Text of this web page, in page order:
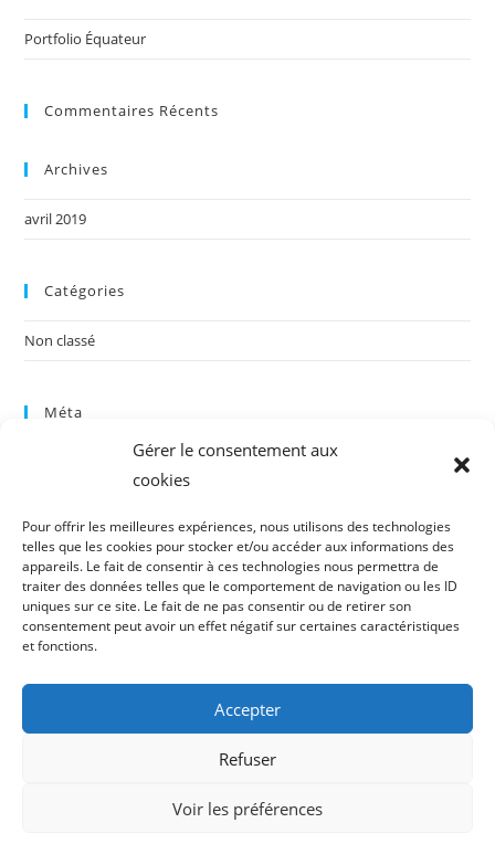
Gérer le consentement aux
cookies
Pour offrir les meilleures expériences, nous utilisons des technologies
telles que les cookies pour stocker et/ou accéder aux informations des
appareils. Le fait de consentir à ces technologies nous permettra de
traiter des données telles que le comportement de navigation ou les ID
uniques sur ce site. Le fait de ne pas consentir ou de retirer son
consentement peut avoir un effet négatif sur certaines caractéristiques
et fonctions.
Accepter
Refuser
Voir les préférences
Portfolio Équateur
Commentaires Récents
Archives
avril 2019
Catégories
Non classé
Méta
Flux des publications
Site de WordPress-FR